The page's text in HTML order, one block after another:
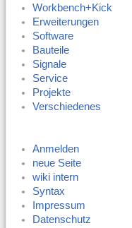
Workbench+Kick
Erweiterungen
Software
Bauteile
Signale
Service
Projekte
Verschiedenes
Anmelden
neue Seite
wiki intern
Syntax
Impressum
Datenschutz